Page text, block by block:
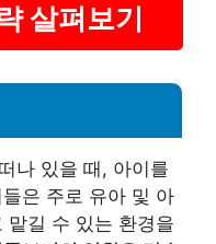
살펴보기
나 있을 때, 아이를
은 주로 유아 및 아
맡길 수 있는 환경을